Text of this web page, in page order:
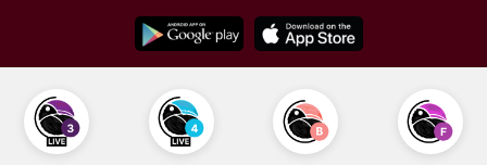
content